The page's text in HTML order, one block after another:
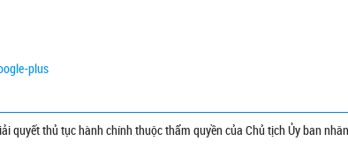
plus
quyết thủ tục hành chính thuộc thẩm quyền của Chủ tịch Ủy ban